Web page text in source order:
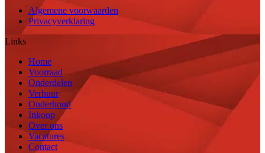
Algemene voorwaarden
Privacyverklaring
Links
Home
Voorraad
Onderdelen
Verhuur
Onderhoud
Inkoop
Over ons
Vacatures
Contact